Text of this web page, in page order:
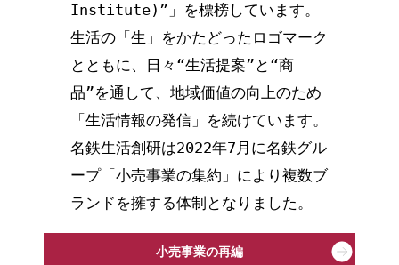
Institute)”」を標榜しています。
生活の「生」をかたどったロゴマーク
とともに、日々“生活提案”と“商
品”を通して、地域価値の向上のため
「生活情報の発信」を続けています。
名鉄生活創研は2022年7月に名鉄グル
ープ「小売事業の集約」により複数ブ
ランドを擁する体制となりました。
小売事業の再編